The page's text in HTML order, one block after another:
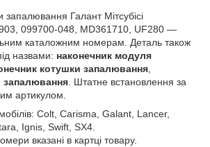
запалювання Галант Мітсубісі
099700-048, MD361710, UF280 —
каталожним номерам. Деталь також
назвами: наконечник модуля
котушки запалювання,
запалювання. Штатне встановлення за
артикулом.
Colt, Carisma, Galant, Lancer,
Ignis, Swift, SX4.
вказані в картці товару.